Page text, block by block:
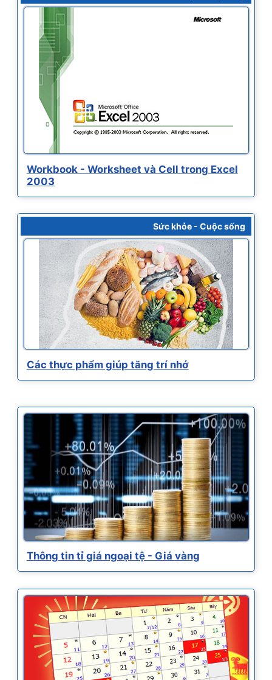
Workbook - Worksheet và Cell trong Excel
2003
Sức khỏe - Cuộc sống
Các thực phẩm giúp tăng trí nhớ
Thông tin tỉ giá ngoại tệ - Giá vàng